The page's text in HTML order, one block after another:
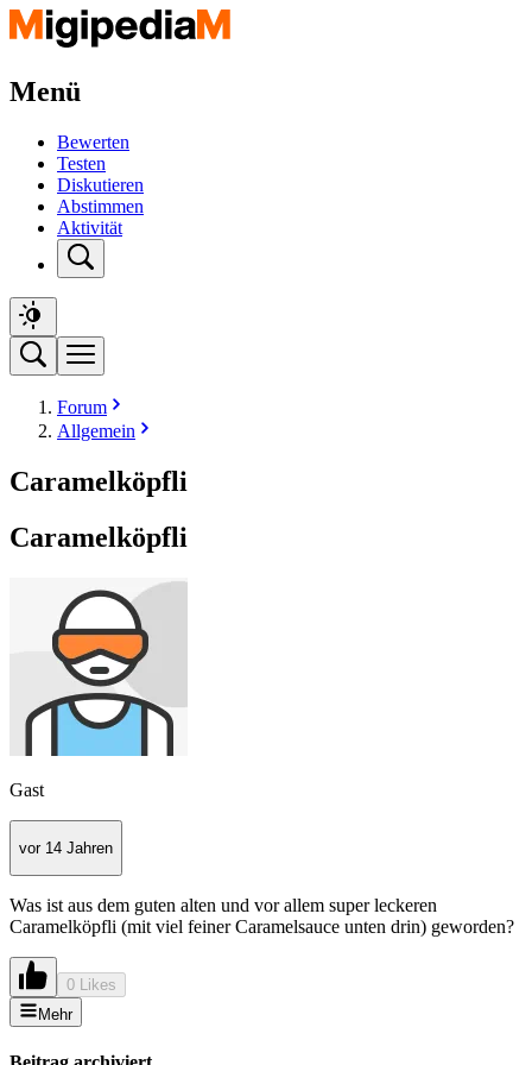
Menü
Bewerten
Testen
Diskutieren
Abstimmen
Aktivität
Forum
Allgemein
Caramelköpfli
Caramelköpfli
Gast
vor 14 Jahren
Was ist aus dem guten alten und vor allem super leckeren
Caramelköpfli (mit viel feiner Caramelsauce unten drin) geworden?
0 Likes
Mehr